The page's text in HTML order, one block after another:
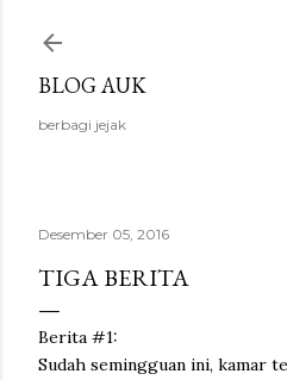
BLOG AUK
berbagi jejak
Desember 05, 2016
TIGA BERITA
Berita #1:
Sudah semingguan ini, kamar